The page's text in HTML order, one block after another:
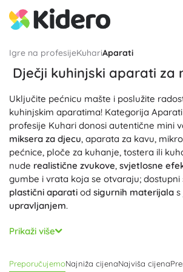
Igre na profesijeKuhariAparati
Dječji kuhinjski aparati za
Uključite pećnicu mašte i poslužite
kuhinjskim aparatima! Kategorija
profesije Kuhari donosi autentične mini
miksera za djecu, aparata za kavu,
pećnice, ploče za kuhanje, tostera ili
nude realistične zvukove, svjetlosne
gumbe i vrata koja se otvaraju; dostupni
plastični aparati od sigurnih materijala s
upravljanjem.
Ove kuharske igračke prirodno razvijaju
koordinaciju ruka–oko i rječnik.
postupke, uče surađivati i dijeliti.
Prikaži više
PreporučujemoNajniža cijenaNajviša cijena